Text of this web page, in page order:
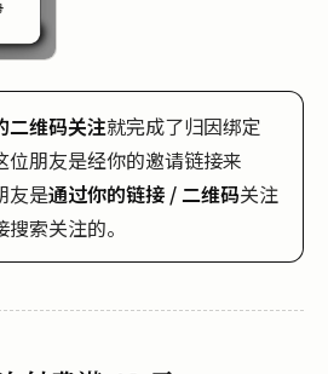
二维码关注就完成了归因绑定
朋友是经你的邀请链接来
友是通过你的链接 / 二维码关注
索关注的。